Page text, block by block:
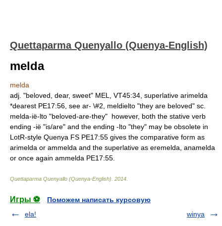
Quettaparma Quenyallo (Quenya-English)
melda
melda
adj. "beloved, dear, sweet" MEL, VT45:34, superlative arimelda
*dearest PE17:56, see ar- \#2, meldielto "they are beloved" sc.
melda-ië-lto "beloved-are-they"  however, both the stative verb
ending -ië "is/are" and the ending -lto "they" may be obsolete in
LotR-style Quenya FS PE17:55 gives the comparative form as
arimelda or ammelda and the superlative as eremelda, anamelda
or once again ammelda PE17:55.
Quettaparma Quenyallo (Quenya-English) 2014
Игры ⚽
Поможем написать курсовую
ela!
winya